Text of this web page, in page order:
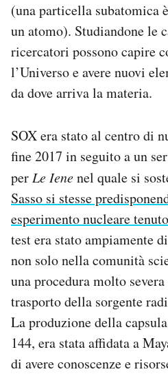
(una particella subatomica
un atomo). Studiandone le
ricercatori possono capire
l’Universo e avere nuovi
da dove arriva la materia.
SOX era stato al centro di
fine 2017 in seguito a un
per Le Ienenel quale si
Sasso si stesse
esperimento nucleare
test era stato ampiamente
non solo nella comunità
una procedura molto
trasporto della sorgente
La produzione della
144, era stata affidata a
di avere conoscenze e